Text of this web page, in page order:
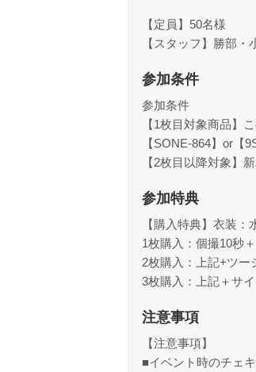
【定員】50名様
【スタッフ】勝部・
参加条件
参加条件
【1枚目対象商品】
【SONE-864】or【
【2枚目以降対象】
参加特典
【購入特典】衣装：
1枚購入：個撮10秒
2枚購入：上記+ツー
3枚購入：上記＋サ
注意事項
【注意事項】
■イベント時のチェ